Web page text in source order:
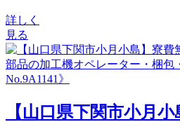
詳しく
見る
【山口県下関市小月